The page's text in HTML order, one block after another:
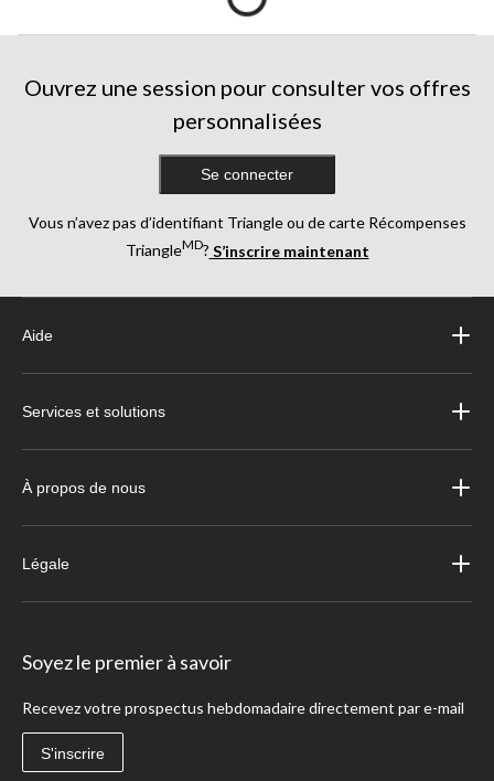
Ouvrez une session pour consulter vos offres
personnalisées
Se connecter
Vous n’avez pas d’identifiant Triangle ou de carte Récompenses
TriangleMD? S’inscrire maintenant
Aide
Services et solutions
À propos de nous
Légale
Soyez le premier à savoir
Recevez votre prospectus hebdomadaire directement par e-mail
S'inscrire